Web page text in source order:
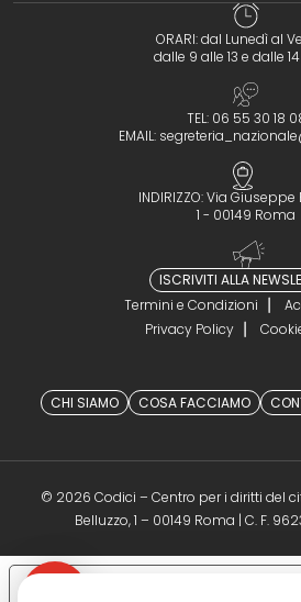
ORARI: dal Lunedì al
dalle 9 alle 13 e dalle 14
TEL: 06 55 30 18
EMAIL:
INDIRIZZO: Via Giuseppe
1 - 00149 Roma
ISCRIVITI ALLA
Termini e Condizioni
Privacy Policy
CHI SIAMO COSA FACCIAMO
© 2026 Codici – Centro per i diritti del
Belluzzo, 1 – 00149 Roma | C. F.